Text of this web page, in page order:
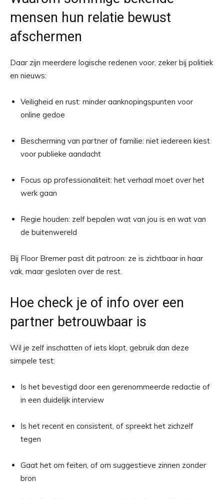
mensen hun relatie bewust
afschermen
Daar zijn meerdere logische redenen voor, zeker bij politiek
en nieuws:
Veiligheid en rust: minder aanknopingspunten voor
online gedoe
Bescherming van partner of familie: niet iedereen kiest
voor publieke aandacht
Focus op professionaliteit: het verhaal moet over het
werk gaan
Regie houden: zelf bepalen wat van jou is en wat van
de buitenwereld
Bij Floor Bremer past dit patroon: ze is zichtbaar in haar
vak, maar gesloten over de rest.
Hoe check je of info over een
partner betrouwbaar is
Wil je zelf inschatten of iets klopt, gebruik dan deze
simpele test:
Is het bevestigd door een gerenommeerde redactie of
in een duidelijk interview
Is het recent en consistent, of spreekt het zichzelf
tegen
Gaat het om feiten, of om suggestieve zinnen zonder
bron